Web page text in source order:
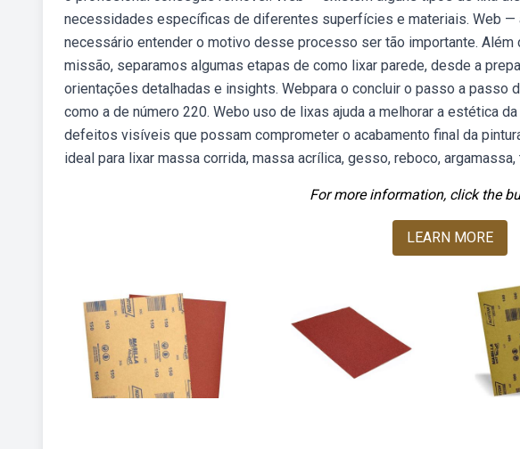
necessidades específicas de diferentes superfícies e materiais. Web —
necessário entender o motivo desse processo ser tão importante. Além
missão, separamos algumas etapas de como lixar parede, desde a
orientações detalhadas e insights. Webpara o concluir o passo a passo
como a de número 220. Webo uso de lixas ajuda a melhorar a estética
defeitos visíveis que possam comprometer o acabamento final da
ideal para lixar massa corrida, massa acrílica, gesso, reboco,
For more information, click the
LEARN MORE